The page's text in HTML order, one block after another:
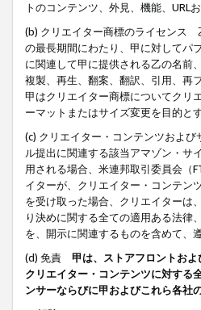
トのコンテンツ、外見、機能、URL
(b) クリエイター商標のライセンス
の最長期間にわたり、甲に対してパ
に関連して甲に提供される乙の名前
複製、再生、翻案、翻訳、引用、再
甲はクリエイター商標についてクリ
ーマットまたはサイズ変更を目的と
(c) クリエイター・コンテンツおよ
ル提出に関連する該当アマゾン・サ
用される場合、米連邦取引委員会（
イターが、クリエイター・コンテン
を受け取った場合、クリエイターは
り決めに関する全ての適用ある法律
を、開示に関連するものを含めて、
(d) 免責 甲は、ストアフロントお
クリエイター・コンテンツに対する
ンサーならびに甲およびこれら各社